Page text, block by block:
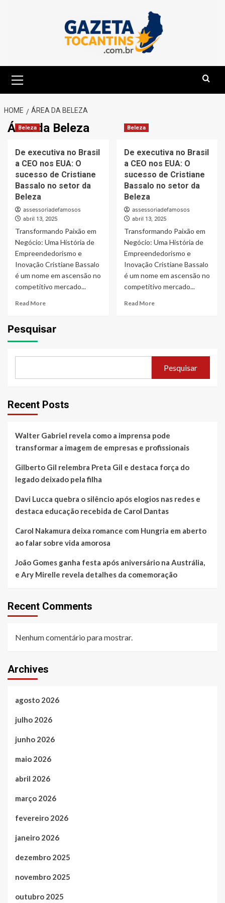
Menu
HOME ÁREA DA BELEZA
Área da Beleza
Beleza
De executiva no Brasil
a CEO nos EUA: O
sucesso de Cristiane
Bassalo no setor da
Beleza
assessoriadefamosos
abril 13, 2025
Transformando Paixão em
Negócio: Uma História de
Empreendedorismo e
Inovação Cristiane Bassalo
é um nome em ascensão no
competitivo mercado...
Read MoreRead
De
Brasil
CEO
O
Cristiane
Bassalo
setor
Beleza
Beleza
De executiva no Brasil
a CEO nos EUA: O
sucesso de Cristiane
Bassalo no setor da
Beleza
assessoriadefamosos
abril 13, 2025
Transformando Paixão em
Negócio: Uma História de
Empreendedorismo e
Inovação Cristiane Bassalo
é um nome em ascensão no
competitivo mercado...
Read MoreRead
CEO
Cristiane
Bassalo
setor
Pesquisar
Pesquisar
Recent Posts
Walter Gabriel revela como a imprensa pode
transformar a imagem de empresas e profissionais
Gilberto Gil relembra Preta Gil e destaca força do
legado deixado pela filha
Davi Lucca quebra o silêncio após elogios nas redes e
destaca educação recebida de Carol Dantas
Carol Nakamura deixa romance com Hungria em aberto
ao falar sobre vida amorosa
João Gomes ganha festa após aniversário na Austrália,
e Ary Mirelle revela detalhes da comemoração
Recent Comments
Nenhum comentário para mostrar.
Archives
agosto 2026
julho 2026
junho 2026
maio 2026
abril 2026
março 2026
fevereiro 2026
janeiro 2026
dezembro 2025
novembro 2025
outubro 2025